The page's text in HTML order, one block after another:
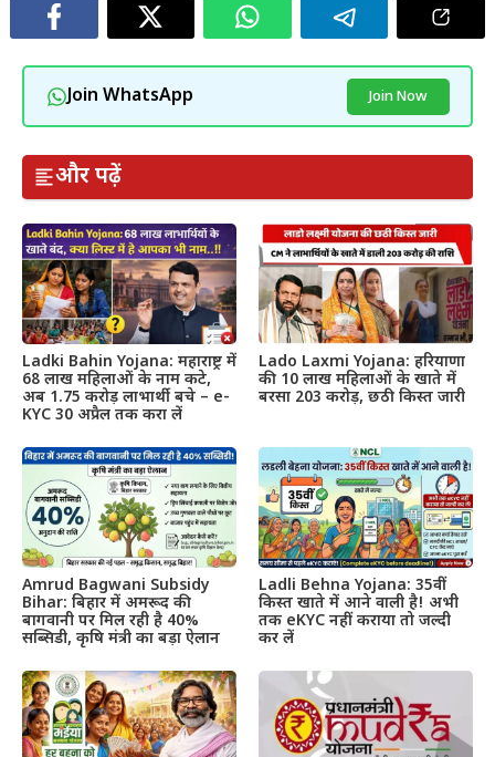
Join WhatsApp Join Now
और पढ़ें
Ladki Bahin Yojana: महाराष्ट्र में
68 लाख महिलाओं के नाम कटे,
अब 1.75 करोड़ लाभार्थी बचे – e-
KYC 30 अप्रैल तक करा लें
Lado Laxmi Yojana: हरियाणा
की 10 लाख महिलाओं के खाते में
बरसा 203 करोड़, छठी किस्त जारी
Amrud Bagwani Subsidy
Bihar: बिहार में अमरूद की
बागवानी पर मिल रही है 40%
सब्सिडी, कृषि मंत्री का बड़ा ऐलान
Ladli Behna Yojana: 35वीं
किस्त खाते में आने वाली है! अभी
तक eKYC नहीं कराया तो जल्दी
कर लें